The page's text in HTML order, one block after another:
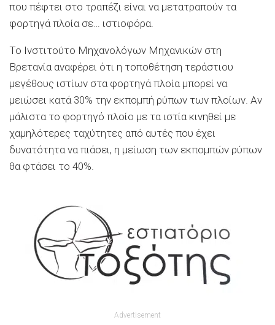
που πέφτει στο τραπέζι είναι να μετατραπούν τα
φορτηγά πλοία σε… ιστιοφόρα.
Το Ινστιτούτο Μηχανολόγων Μηχανικών στη
Βρετανία αναφέρει ότι η τοποθέτηση τεράστιου
μεγέθους ιστίων στα φορτηγά πλοία μπορεί να
μειώσει κατά 30% την εκπομπή ρύπων των πλοίων. Αν
μάλιστα το φορτηγό πλοίο με τα ιστία κινηθεί με
χαμηλότερες ταχύτητες από αυτές που έχει
δυνατότητα να πιάσει, η μείωση των εκπομπών ρύπων
θα φτάσει το 40%.
Advertisement